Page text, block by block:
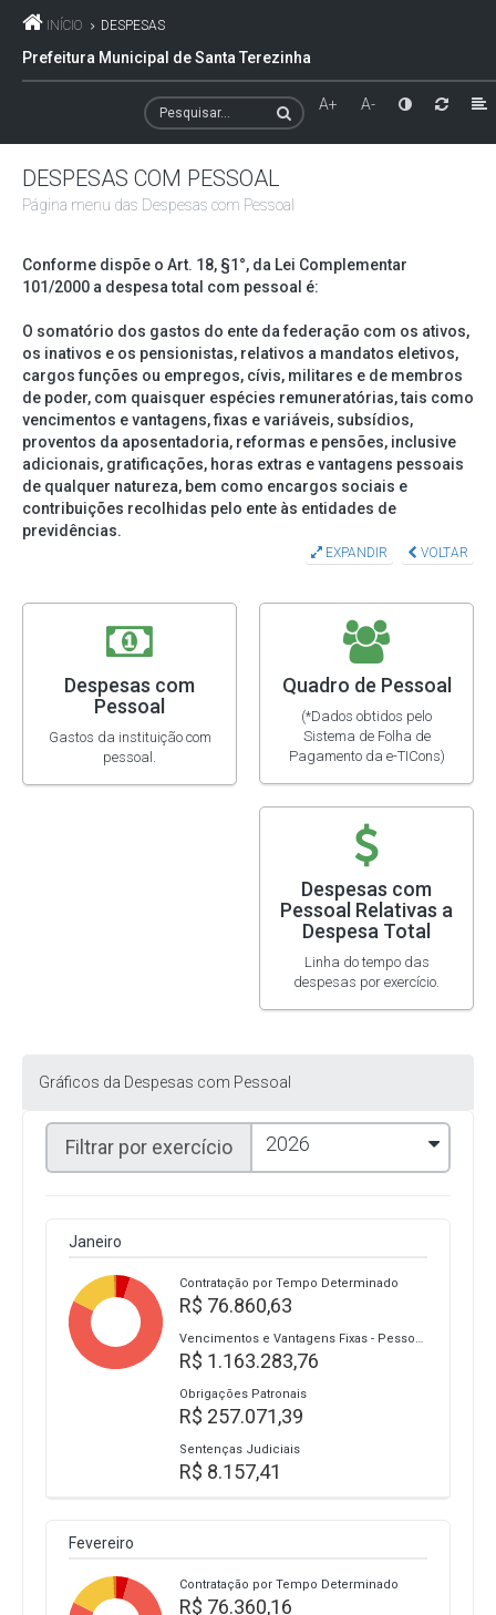
INÍCIO DESPESAS
Prefeitura Municipal de Santa Terezinha
A+ A-
DESPESAS COM PESSOAL
Página menu das Despesas com Pessoal
Conforme dispõe o Art. 18, §1°, da Lei Complementar
101/2000 a despesa total com pessoal é:
O somatório dos gastos do ente da federação com os ativos,
os inativos e os pensionistas, relativos a mandatos eletivos,
cargos funções ou empregos, cívis, militares e de membros
de poder, com quaisquer espécies remuneratórias, tais como
vencimentos e vantagens, fixas e variáveis, subsídios,
proventos da aposentadoria, reformas e pensões, inclusive
adicionais, gratificações, horas extras e vantagens pessoais
de qualquer natureza, bem como encargos sociais e
contribuições recolhidas pelo ente às entidades de
previdências.
EXPANDIR VOLTAR
Despesas com
Pessoal
Gastos da instituição com
pessoal.
Quadro de Pessoal
(*Dados obtidos pelo
Sistema de Folha de
Pagamento da e-TICons)
Despesas com
Pessoal Relativas a
Despesa Total
Linha do tempo das
despesas por exercício.
Gráficos da Despesas com Pessoal
Filtrar por exercício 2026
Janeiro
Contratação por Tempo Determinado
R$ 76.860,63
Vencimentos e Vantagens Fixas - Pessoal Civil
R$ 1.163.283,76
Obrigações Patronais
R$ 257.071,39
Sentenças Judiciais
R$ 8.157,41
Fevereiro
Contratação por Tempo Determinado
R$ 76.360,16